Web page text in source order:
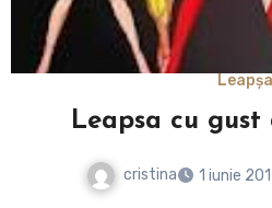
Leapșa
Leapsa cu
cristina 1 iunie